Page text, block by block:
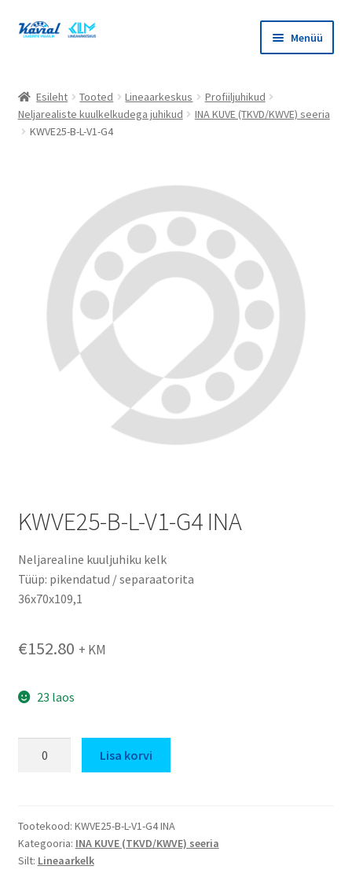
Liigu
Liigu
Menüü
Kataloogid
Ava
Esileht Tooted Lineaarkeskus
Profiiljuhikud
Neljarealiste kuulkelkudega juhikud
INA KUVE (TKVD/KWVE) seeria
KWVE25-B-L-V1-G4
KWVE25-B-L-V1-G4 INA
Neljarealine kuuljuhiku kelk
Tüüp: pikendatud / separaatorita
36x70x109,1
€152.80 + KM
23 laos
G4
kogus
Lisa korvi
Tootekood: KWVE25-B-L-V1-G4 INA
Kategooria: INA KUVE (TKVD/KWVE) seeria
Silt: Lineaarkelk